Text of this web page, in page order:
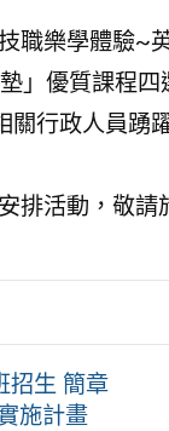
職樂學體驗~
」優質課程
關行政人員踴
排活動，敬
招生 簡章
施計畫